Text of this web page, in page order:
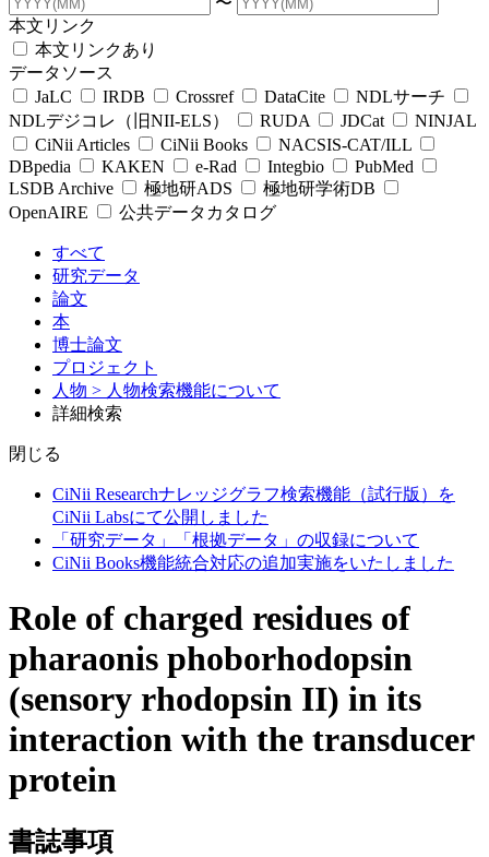
本文リンク
本文リンクあり
データソース
JaLC
IRDB Crossref DataCite
NDLサーチ
NDLデジコレ（旧NII-ELS）
RUDA JDCat
NINJAL
CiNii Articles
CiNii Books
NACSIS-CAT/ILL
DBpedia
KAKEN e-Rad Integbio
PubMed
LSDB Archive
極地研ADS
極地研学術DB
OpenAIRE
公共データカタログ
すべて
研究データ
論文
本
博士論文
プロジェクト
人物 > 人物検索機能について
詳細検索
閉じる
CiNii Researchナレッジグラフ検索機能（試行版）を
CiNii Labsにて公開しました
「研究データ」「根拠データ」の収録について
CiNii Books機能統合対応の追加実施をいたしました
Role of charged residues of
pharaonis phoborhodopsin
(sensory rhodopsin II) in its
interaction with the transducer
protein
書誌事項